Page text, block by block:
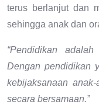
terus berlanjut dan
sehingga anak dan
“Pendidikan
Dengan pendidikan
kebijaksanaan
secara bersamaan.”